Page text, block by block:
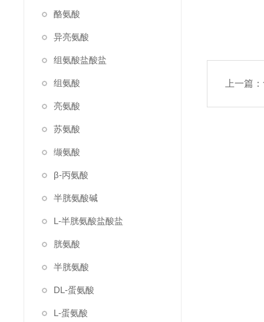
酪氨酸
异亮氨酸
组氨酸盐酸盐
组氨酸
亮氨酸
苏氨酸
缬氨酸
β-丙氨酸
半胱氨酸碱
L-半胱氨酸盐酸盐
胱氨酸
半胱氨酸
DL-蛋氨酸
L-蛋氨酸
上一篇：